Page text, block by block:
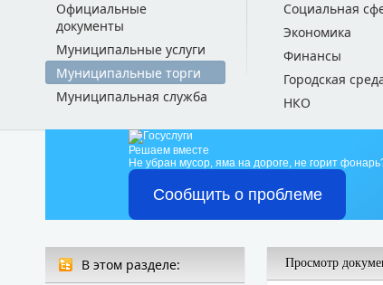
Официальные
документы
Муниципальные услуги
Муниципальные торги
Муниципальная служба
Социальная
Экономика
Финансы
Городская
НКО
Решаем вместе
Не убран мусор, яма на дороге, не горит
Сообщить о проблеме
В этом разделе: Просмотр